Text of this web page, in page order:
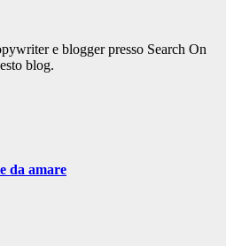
e blogger presso Search On
blog.
da amare